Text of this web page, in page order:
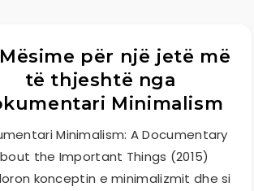
për një jetë më
të thjeshtë nga
Minimalism
Minimalism: A Documentary
the Important Things (2015)
konceptin e minimalizmit dhe si